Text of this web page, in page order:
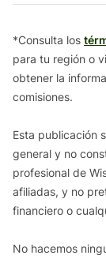
*Consulta los
para tu región o
obtener la
comisiones.
Esta publicación
general y no
profesional de
afiliadas, y no
financiero o
No hacemos